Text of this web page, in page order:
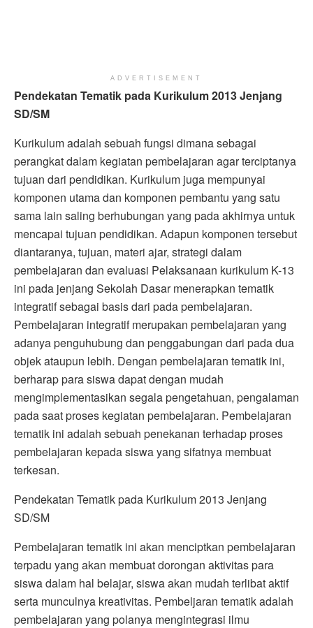
ADVERTISEMENT
Pendekatan Tematik pada Kurikulum 2013 Jenjang
SD/SM
Kurikulum adalah sebuah fungsi dimana sebagai
perangkat dalam kegiatan pembelajaran agar terciptanya
tujuan dari pendidikan. Kurikulum juga mempunyai
komponen utama dan komponen pembantu yang satu
sama lain saling berhubungan yang pada akhirnya untuk
mencapai tujuan pendidikan. Adapun komponen tersebut
diantaranya, tujuan, materi ajar, strategi dalam
pembelajaran dan evaluasi Pelaksanaan kurikulum K-13
ini pada jenjang Sekolah Dasar menerapkan tematik
integratif sebagai basis dari pada pembelajaran.
Pembelajaran integratif merupakan pembelajaran yang
adanya penguhubung dan penggabungan dari pada dua
objek ataupun lebih. Dengan pembelajaran tematik ini,
berharap para siswa dapat dengan mudah
mengimplementasikan segala pengetahuan, pengalaman
pada saat proses kegiatan pembelajaran. Pembelajaran
tematik ini adalah sebuah penekanan terhadap proses
pembelajaran kepada siswa yang sifatnya membuat
terkesan.
Pendekatan Tematik pada Kurikulum 2013 Jenjang
SD/SM
Pembelajaran tematik ini akan menciptkan pembelajaran
terpadu yang akan membuat dorongan aktivitas para
siswa dalam hal belajar, siswa akan mudah terlibat aktif
serta munculnya kreativitas. Pembeljaran tematik adalah
pembelajaran yang polanya mengintegrasi ilmu